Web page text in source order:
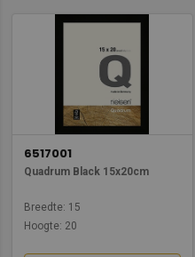
6517001
Quadrum Black 15x20cm
Breedte: 15
Hoogte: 20